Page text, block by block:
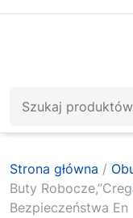
Strona główna /
Buty
Bezpieczeństwa En